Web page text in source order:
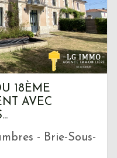
18ÈME
AVEC
- Brie-Sous-